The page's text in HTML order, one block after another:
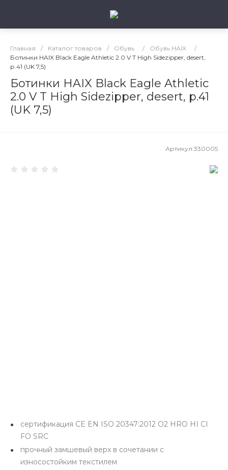
Главная / Каталог товаров / Обувь / Обувь HAIX
/
Ботинки HAIX Black Eagle Athletic 2.0 V T High Sidezipper, desert,
р.41 (UK 7,5)
Ботинки HAIX Black Eagle Athletic
2.0 V T High Sidezipper, desert, р.41
(UK 7,5)
Артикул 330005
сертификация CE EN ISO 20347:2012 O2 HRO HI CI
FO SRC
прочный замшевый верх в сочетании с
износостойким текстилем